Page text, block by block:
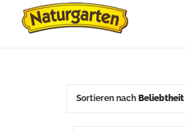
Sortieren nach Beliebtheit